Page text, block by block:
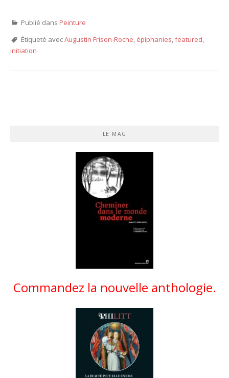
Publié dans Peinture
Étiqueté avecAugustin Frison-Roche, épiphanies,featured,
initiation
LE MAG
Commandez la nouvelle anthologie.